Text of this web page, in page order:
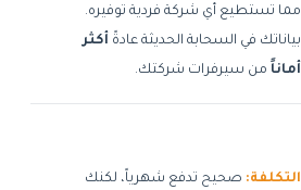
مما تستطيع أي شركة فردية توفيره.
بياناتك في السحابة الحديثة عادةً أكثر
أماناً من سيرفرات شركتك.
التكلفة: صحيح تدفع شهرياً، لكنك